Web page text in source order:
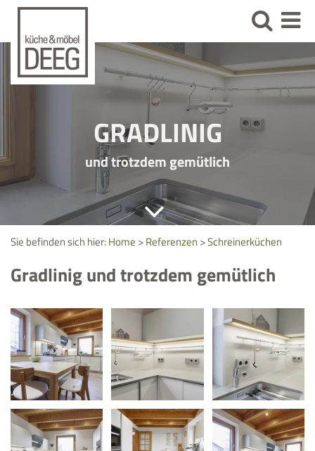
GRADLINIG
und trotzdem gemütlich
Sie befinden sich hier:Home >Referenzen >Schreinerküchen
Gradlinig und trotzdem gemütlich